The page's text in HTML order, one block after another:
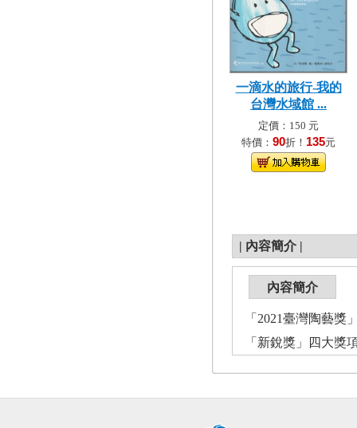
一滴水的旅行-我的
台灣水域館 ...
定價：150 元
特價： 90折！ 135元
| 內容簡介 |
內容簡介
「2021臺灣陶藝
「新銳獎」四大獎